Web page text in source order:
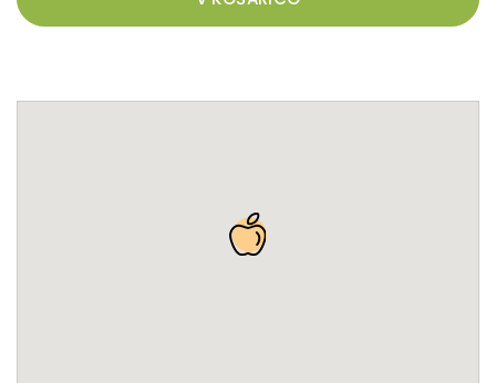
lahko, ob primernem zalivanju, sadimo skozi vso